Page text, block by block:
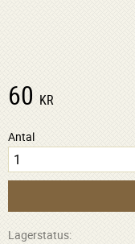
60 KR
Antal
Lagerstatus